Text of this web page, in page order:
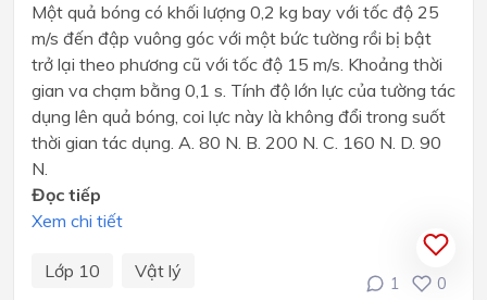
Một quả bóng có khối lượng 0,2 kg bay với tốc độ 25
m/s đến đập vuông góc với một bức tường rồi bị bật
trở lại theo phương cũ với tốc độ 15 m/s. Khoảng thời
gian va chạm bằng 0,1 s. Tính độ lớn lực của tường tác
dụng lên quả bóng, coi lực này là không đổi trong suốt
thời gian tác dụng. A. 80 N. B. 200 N. C. 160 N. D. 90
N.
Đọc tiếp
Xem chi tiết
Lớp 10 Vật lý
1 0